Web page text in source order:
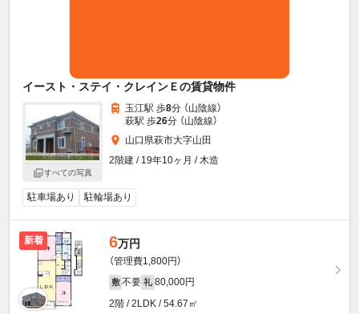
イースト・ステイ・クレインＥの賃貸物件
すべての写真
玉江駅 歩8分 （山陰線）
萩駅 歩26分 （山陰線）
山口県萩市大字山田
2階建 / 19年10ヶ月 / 木造
駐車場あり 駐輪場あり
新着 6万円
（管理費1,800円）
敷 不要 礼 80,000円
2階 / 2LDK / 54.67㎡